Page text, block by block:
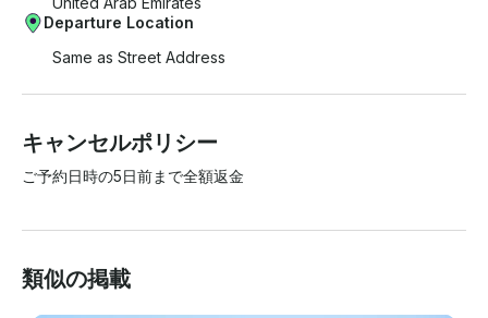
Departure Location
Same as Street Address
キャンセルポリシー
ご予約日時の5日前まで全額返金
類似の掲載